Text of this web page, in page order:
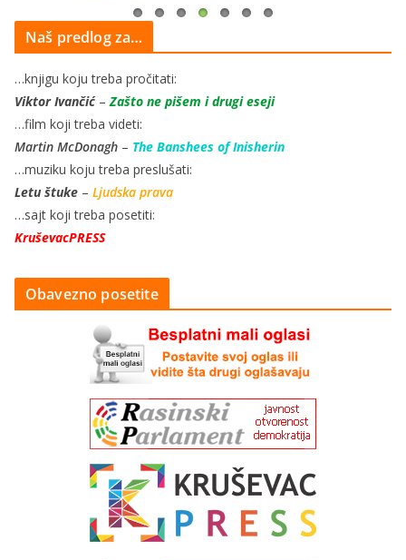
Naš predlog za…
…knjigu koju treba pročitati:
Viktor Ivančić–Zašto ne pišem i drugi eseji
…film koji treba videti:
Martin McDonagh – The Banshees of Inisherin
…muziku koju treba preslušati:
Letu štuke – Ljudska prava
…sajt koji treba posetiti:
KruševacPRESS
Obavezno posetite